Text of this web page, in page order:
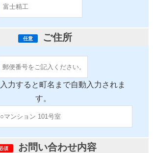
任意 ご住所
力すると町名まで自動入力されま
す。
須 お問い合わせ内容